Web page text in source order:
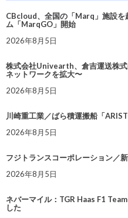
CBcloud、全国の「Marq」施設を
ム「MarqGO」開始
2026年8月5日
株式会社Univearth、倉吉運送株
ネットワークを拡大〜
2026年8月5日
川崎重工業／ばら積運搬船「
2026年8月5日
フジトランスコーポレーション／
2026年8月5日
ネバーマイル：TGR Haas F1
した